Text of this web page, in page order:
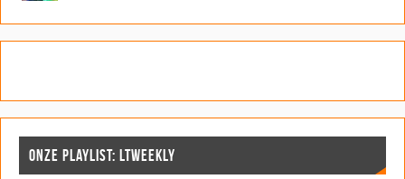
ONZE PLAYLIST: LTWEEKLY